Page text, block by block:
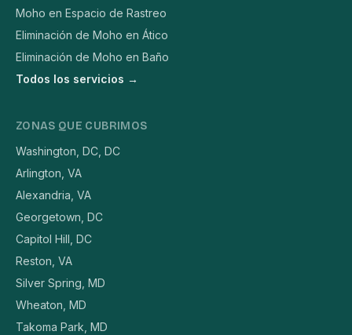
Moho en Espacio de Rastreo
Eliminación de Moho en Ático
Eliminación de Moho en Baño
Todos los servicios →
ZONAS QUE CUBRIMOS
Washington, DC, DC
Arlington, VA
Alexandria, VA
Georgetown, DC
Capitol Hill, DC
Reston, VA
Silver Spring, MD
Wheaton, MD
Takoma Park, MD